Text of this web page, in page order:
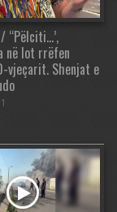
“Pëlciti…’,
në lot rrëfen
vjeçarit. Shenjat e